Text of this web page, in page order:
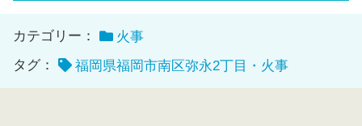
カテゴリー：
火事
タグ：
福岡県福岡市南区弥永2丁目・火事